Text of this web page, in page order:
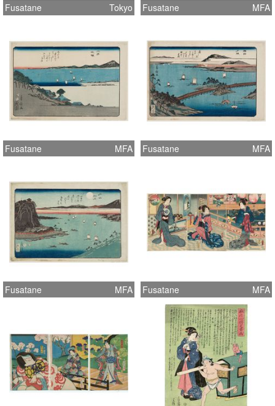
Fusatane Tokyo Fusatane MFA
Fusatane MFA Fusatane MFA
Fusatane MFA Fusatane MFA